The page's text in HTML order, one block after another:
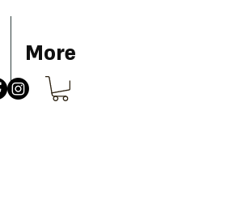
More